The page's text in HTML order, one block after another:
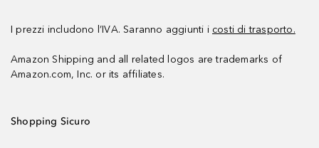
I prezzi includono l’IVA. Saranno aggiunti i costi di trasporto.
Amazon Shipping and all related logos are trademarks of
Amazon.com, Inc. or its affiliates.
Shopping Sicuro